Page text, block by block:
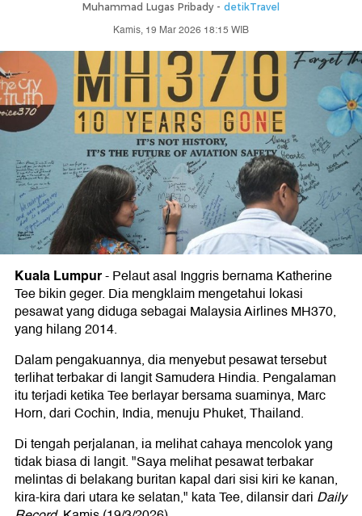
Muhammad Lugas Pribady - detikTravel
Kamis, 19 Mar 2026 18:15 WIB
Kuala Lumpur-Pelaut asal Inggris bernama Katherine
Tee bikin geger. Dia mengklaim mengetahui lokasi
pesawat yang diduga sebagai Malaysia Airlines MH370,
yang hilang 2014.
Dalam pengakuannya, dia menyebut pesawat tersebut
terlihat terbakar di langit Samudera Hindia. Pengalaman
itu terjadi ketika Tee berlayar bersama suaminya, Marc
Horn, dari Cochin, India, menuju Phuket, Thailand.
Di tengah perjalanan, ia melihat cahaya mencolok yang
tidak biasa di langit. "Saya melihat pesawat terbakar
melintas di belakang buritan kapal dari sisi kiri ke kanan,
kira-kira dari utara ke selatan," kata Tee, dilansir dari Daily